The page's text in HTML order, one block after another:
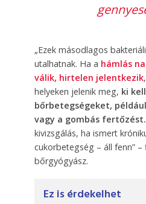
„Ezek másodlagos
utalhatnak. Ha a hámlás
válik, hirtelen jelentkezik
helyeken jelenik meg, ki
bőrbetegségeket,
vagy a gombás fertőzést.
kivizsgálás, ha ismert
cukorbetegség – áll fenn”
bőrgyógyász.
Ez is érdekelhet